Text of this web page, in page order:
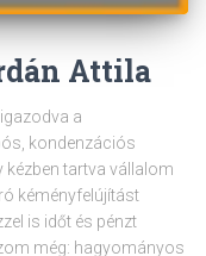
Attila
a
kondenzációs
kézben tartva vállalom
kéményfelújítást
is időt és pénzt
még: hagyományos